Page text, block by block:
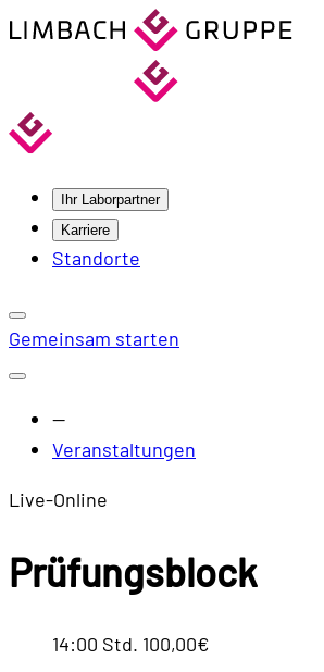
Ihr Laborpartner
Karriere
Standorte
Gemeinsam starten
—
Veranstaltungen
Live-Online
Prüfungsblock
14:00 Std. 100,00€